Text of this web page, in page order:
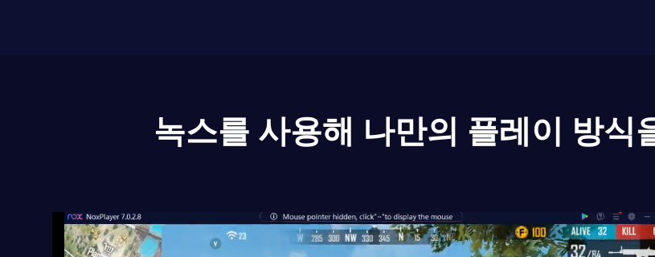
녹스를 사용해 나만의 플레이 방식